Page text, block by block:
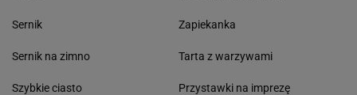
Sernik
Sernik na zimno
Szybkie ciasto
Zapiekanka
Tarta z warzywami
Przystawki na imprezę